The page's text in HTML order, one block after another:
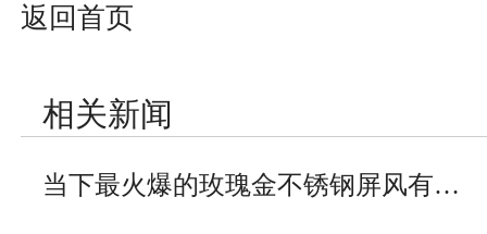
返回首页
相关新闻
当下最火爆的玫瑰金不锈钢屏风有…